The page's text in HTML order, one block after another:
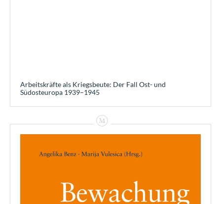
Arbeitskräfte als Kriegsbeute: Der Fall Ost- und
Südosteuropa 1939–1945